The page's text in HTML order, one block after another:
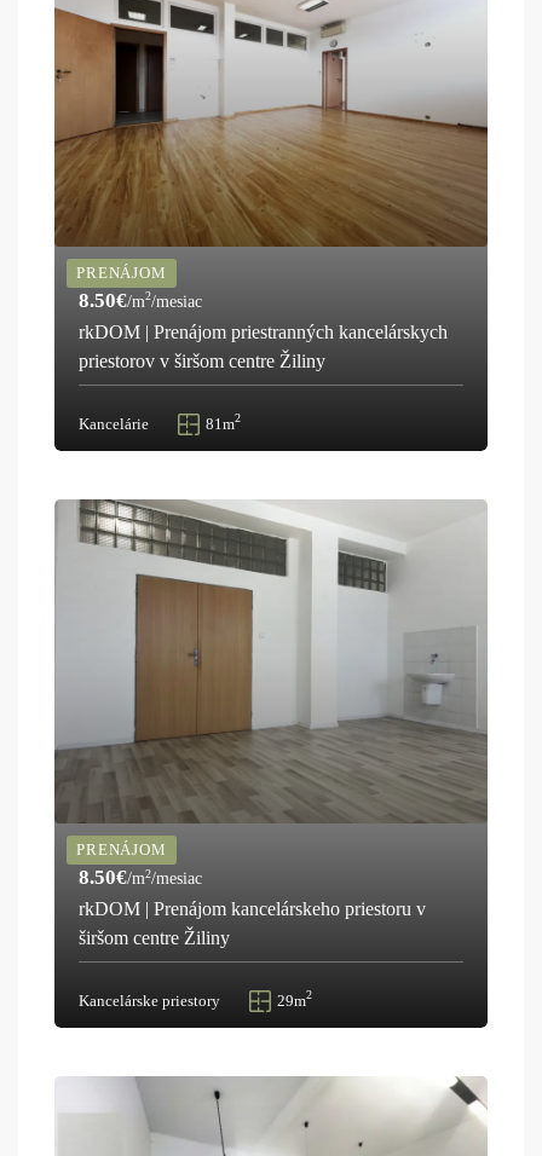
PRENÁJOM
8.50€/m2/mesiac
rkDOM | Prenájom priestranných kancelárskych
priestorov v širšom centre Žiliny
Kancelárie 81m2
PRENÁJOM
8.50€/m2/mesiac
rkDOM | Prenájom kancelárskeho priestoru v
širšom centre Žiliny
Kancelárske priestory 29m2